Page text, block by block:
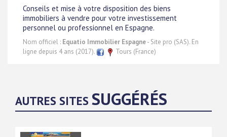
Conseils et mise à votre disposition des biens
immobiliers à vendre pour votre investissement
personnel ou professionnel en Espagne.
Nom officiel : Equatio Immobilier Espagne- Site pro (SAS). En
ligne depuis 4 ans (2017).
Tours (France)
AUTRES SITES SUGGÉRÉS